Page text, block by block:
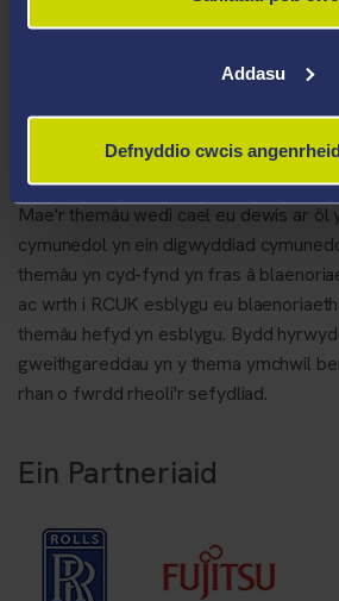
Addasu
Defnyddio cwcis
Gyda'n gilydd, rydym yn gyrru
gwybodaeth ac arloesedd i gefnogi
Themâu Ymchwil
Mae'r themâu wedi cael eu dewis ar ôl
cymunedol yn ein digwyddiad
themâu yn cyd-fynd yn fras â
ac wrth i RCUK esblygu eu
themâu hefyd yn esblygu. Bydd
gweithgareddau yn y thema ymchwil
rhan o fwrdd rheoli'r sefydliad.
Ein Partneriaid